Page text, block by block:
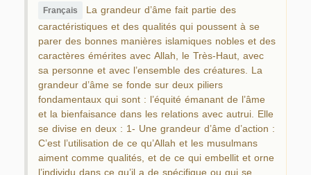
Français
La grandeur d’âme fait partie des
caractéristiques et des qualités qui poussent à se
parer des bonnes manières islamiques nobles et des
caractères émérites avec Allah, le Très-Haut, avec
sa personne et avec l’ensemble des créatures. La
grandeur d’âme se fonde sur deux piliers
fondamentaux qui sont : l’équité émanant de l’âme
et la bienfaisance dans les relations avec autrui. Elle
se divise en deux : 1- Une grandeur d’âme d’action :
C’est l’utilisation de ce qu’Allah et les musulmans
aiment comme qualités, et de ce qui embellit et orne